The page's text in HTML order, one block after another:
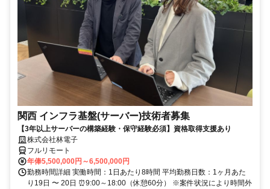
関西 インフラ基盤(サーバー)技術者募集
【3年以上サーバーの構築経験・保守経験必須】資格取得支援あり
株式会社林電子
フルリモート
年俸5,500,000円～6,500,000円
勤務時間詳細 実働時間：1日あたり8時間 平均勤務日数：1ヶ月あた
り19日 〜 20日 ⏰9:00～18:00（休憩60分） ※案件状況により時間外